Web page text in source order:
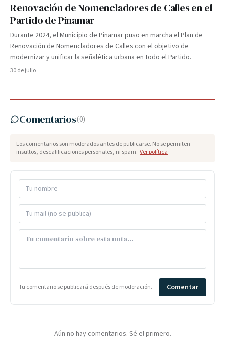
Renovación de Nomencladores de Calles en el
Partido de Pinamar
Durante 2024, el Municipio de Pinamar puso en marcha el Plan de
Renovación de Nomencladores de Calles con el objetivo de
modernizar y unificar la señalética urbana en todo el Partido.
30 de julio
Comentarios(0)
Los comentarios son moderados antes de publicarse. No se permiten
insultos, descalificaciones personales, ni spam. Ver política
Tu comentario se publicará después de moderación. Comentar
Aún no hay comentarios. Sé el primero.